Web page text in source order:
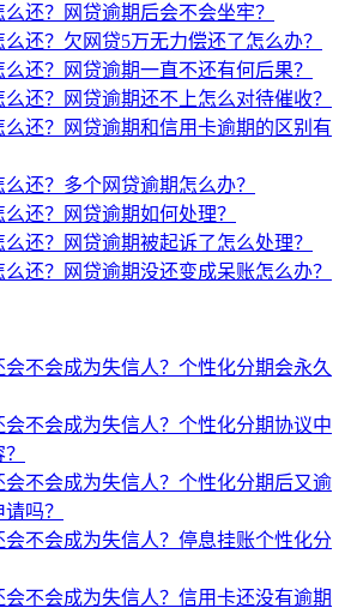
还？网贷逾期后会不会坐牢？
还？欠网贷5万无力偿还了怎么办？
还？网贷逾期一直不还有何后果？
还？网贷逾期还不上怎么对待催收？
么还？网贷逾期和信用卡逾期的区别有
还？多个网贷逾期怎么办？
还？网贷逾期如何处理？
还？网贷逾期被起诉了怎么处理？
还？网贷逾期没还变成呆账怎么办？
不会成为失信人？个性化分期会永久
不会成为失信人？个性化分期协议中
不会成为失信人？个性化分期后又逾
吗？
不会成为失信人？停息挂账个性化分
不会成为失信人？信用卡还没有逾期